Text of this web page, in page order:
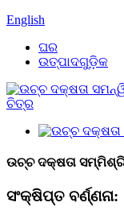
English
ଘର
ଉତ୍ପାଦଗୁଡ଼ିକ
ଉଚ୍ଚ ଦକ୍ଷତା
ସଂକ୍ଷିପ୍ତ ବର୍ଣ୍ଣନା: